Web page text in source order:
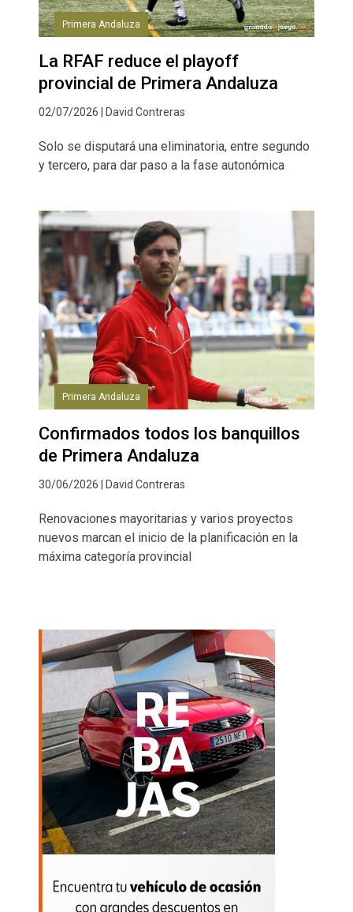
Primera Andaluza
La RFAF reduce el playoff
provincial de Primera Andaluza
02/07/2026 | David Contreras
Solo se disputará una eliminatoria, entre segundo
y tercero, para dar paso a la fase autonómica
Primera Andaluza
Confirmados todos los banquillos
de Primera Andaluza
30/06/2026 | David Contreras
Renovaciones mayoritarias y varios proyectos
nuevos marcan el inicio de la planificación en la
máxima categoría provincial